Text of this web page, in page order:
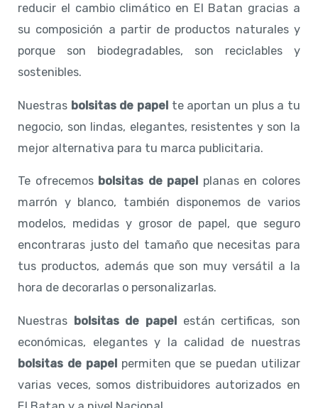
reducir el cambio climático en El Batan gracias a
su composición a partir de productos naturales y
porque son biodegradables, son reciclables y
sostenibles.
Nuestras bolsitas de papel te aportan un plus a tu
negocio, son lindas, elegantes, resistentes y son la
mejor alternativa para tu marca publicitaria.
Te ofrecemos bolsitas de papel planas en colores
marrón y blanco, también disponemos de varios
modelos, medidas y grosor de papel, que seguro
encontraras justo del tamaño que necesitas para
tus productos, además que son muy versátil a la
hora de decorarlas o personalizarlas.
Nuestras bolsitas de papel están certificas, son
económicas, elegantes y la calidad de nuestras
bolsitas de papelpermiten que se puedan utilizar
varias veces, somos distribuidores autorizados en